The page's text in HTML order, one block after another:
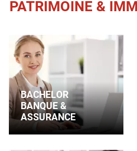
PATRIMOINE &
BACHELOR
BANQUE &
ASSURANCE